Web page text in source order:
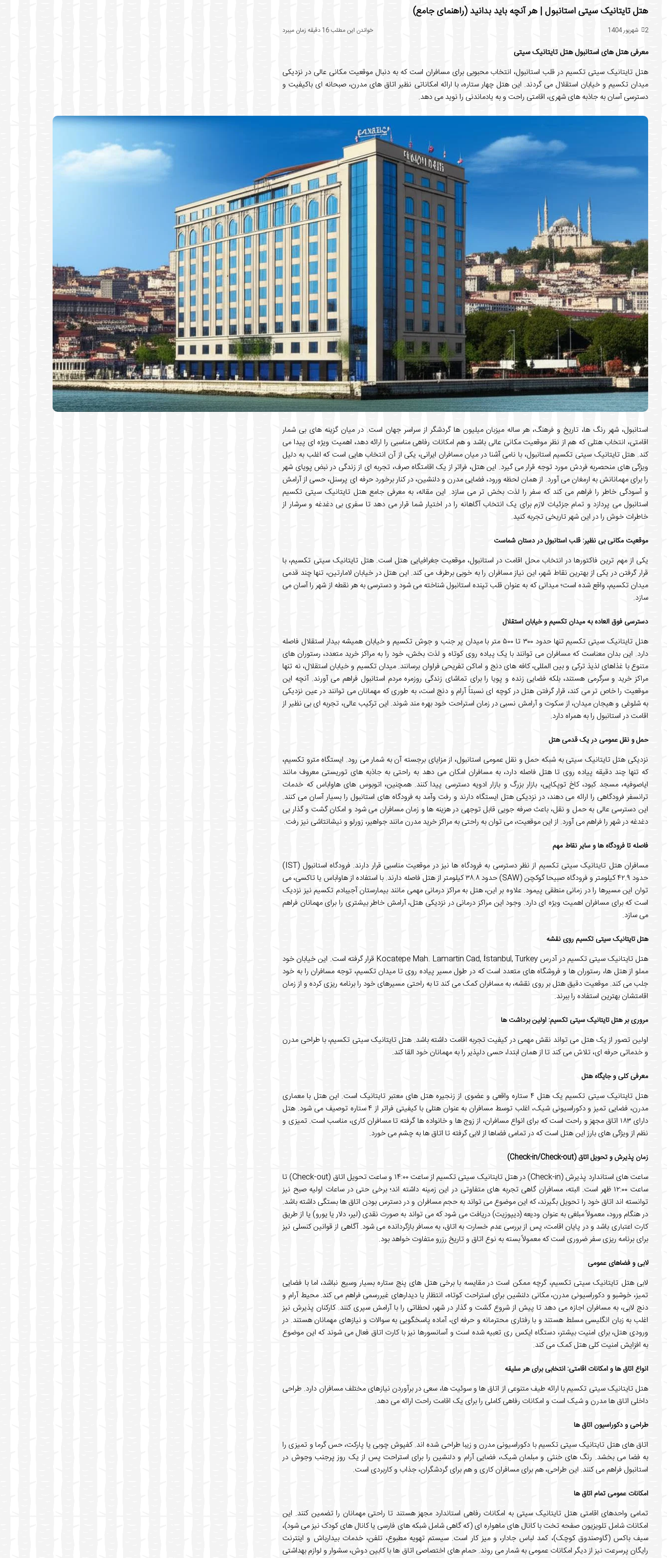
هتل تایتانیک سیتی استانبول | هر آنچه باید بدانید (راهنمای جامع)
2 شهریور 1404 خواندن این مطلب 16 دقیقه زمان میبرد
معرفی هتل های استانبول هتل تایتانیک سیتی
هتل تایتانیک سیتی تکسیم در قلب استانبول، انتخاب محبوبی برای مسافران است که به دنبال موقعیت مکانی عالی در نزدیکی
میدان تکسیم و خیابان استقلال می گردند. این هتل چهار ستاره، با ارائه امکاناتی نظیر اتاق های مدرن، صبحانه ای باکیفیت و
دسترسی آسان به جاذبه های شهری، اقامتی راحت و به یادماندنی را نوید می دهد.
استانبول، شهر رنگ ها، تاریخ و فرهنگ، هر ساله میزبان میلیون ها گردشگر از سراسر جهان است. در میان گزینه های بی شمار
اقامتی، انتخاب هتلی که هم از نظر موقعیت مکانی عالی باشد و هم امکانات رفاهی مناسبی را ارائه دهد، اهمیت ویژه ای پیدا می
کند. هتل تایتانیک سیتی تکسیم استانبول، با نامی آشنا در میان مسافران ایرانی، یکی از آن انتخاب هایی است که اغلب به دلیل
ویژگی های منحصربه فردش مورد توجه قرار می گیرد. این هتل، فراتر از یک اقامتگاه صرف، تجربه ای از زندگی در نبض پویای شهر
را برای مهمانانش به ارمغان می آورد. از همان لحظه ورود، فضایی مدرن و دلنشین، در کنار برخورد حرفه ای پرسنل، حسی از آرامش
و آسودگی خاطر را فراهم می کند که سفر را لذت بخش تر می سازد. این مقاله، به معرفی جامع هتل تایتانیک سیتی تکسیم
استانبول می پردازد و تمام جزئیات لازم برای یک انتخاب آگاهانه را در اختیار شما قرار می دهد تا سفری بی دغدغه و سرشار از
خاطرات خوش را در این شهر تاریخی تجربه کنید.
موقعیت مکانی بی نظیر: قلب استانبول در دستان شماست
یکی از مهم ترین فاکتورها در انتخاب محل اقامت در استانبول، موقعیت جغرافیایی هتل است. هتل تایتانیک سیتی تکسیم، با
قرار گرفتن در یکی از بهترین نقاط شهر، این نیاز مسافران را به خوبی برطرف می کند. این هتل در خیابان لامارتین، تنها چند قدمی
میدان تکسیم، واقع شده است؛ میدانی که به عنوان قلب تپنده استانبول شناخته می شود و دسترسی به هر نقطه از شهر را آسان می
سازد.
دسترسی فوق العاده به میدان تکسیم و خیابان استقلال
هتل تایتانیک سیتی تکسیم تنها حدود ۳۰۰ تا ۵۰۰ متر با میدان پر جنب و جوش تکسیم و خیابان همیشه بیدار استقلال فاصله
دارد. این بدان معناست که مسافران می توانند با یک پیاده روی کوتاه و لذت بخش، خود را به مراکز خرید متعدد، رستوران های
متنوع با غذاهای لذیذ ترکی و بین المللی، کافه های دنج و اماکن تفریحی فراوان برسانند. میدان تکسیم و خیابان استقلال، نه تنها
مراکز خرید و سرگرمی هستند، بلکه فضایی زنده و پویا را برای تماشای زندگی روزمره مردم استانبول فراهم می آورند. آنچه این
موقعیت را خاص تر می کند، قرار گرفتن هتل در کوچه ای نسبتاً آرام و دنج است، به طوری که مهمانان می توانند در عین نزدیکی
به شلوغی و هیجان میدان، از سکوت و آرامش نسبی در زمان استراحت خود بهره مند شوند. این ترکیب عالی، تجربه ای بی نظیر از
اقامت در استانبول را به همراه دارد.
حمل و نقل عمومی در یک قدمی هتل
نزدیکی هتل تایتانیک سیتی به شبکه حمل و نقل عمومی استانبول، از مزایای برجسته آن به شمار می رود. ایستگاه مترو تکسیم،
که تنها چند دقیقه پیاده روی تا هتل فاصله دارد، به مسافران امکان می دهد به راحتی به جاذبه های توریستی معروف مانند
ایاصوفیه، مسجد کبود، کاخ توپکاپی، بازار بزرگ و بازار ادویه دسترسی پیدا کنند. همچنین، اتوبوس های هاواباس که خدمات
ترانسفر فرودگاهی را ارائه می دهند، در نزدیکی هتل ایستگاه دارند و رفت وآمد به فرودگاه های استانبول را بسیار آسان می کنند.
این دسترسی عالی به حمل و نقل، باعث صرفه جویی قابل توجهی در هزینه ها و زمان مسافران می شود و امکان گشت و گذار بی
دغدغه در شهر را فراهم می آورد. از این موقعیت، می توان به راحتی به مراکز خرید مدرن مانند جواهیر، زورلو و نیشانتاشی نیز رفت.
فاصله تا فرودگاه ها و سایر نقاط مهم
مسافران هتل تایتانیک سیتی تکسیم از نظر دسترسی به فرودگاه ها نیز در موقعیت مناسبی قرار دارند. فرودگاه استانبول (IST)
حدود ۴۲.۹ کیلومتر و فرودگاه صبیحا گوکچن (SAW) حدود ۳۸.۸ کیلومتر از هتل فاصله دارند. با استفاده از هاواباس یا تاکسی، می
توان این مسیرها را در زمانی منطقی پیمود. علاوه بر این، هتل به مراکز درمانی مهمی مانند بیمارستان آجیبادم تکسیم نیز نزدیک
است که برای مسافران اهمیت ویژه ای دارد. وجود این مراکز درمانی در نزدیکی هتل، آرامش خاطر بیشتری را برای مهمانان فراهم
می سازد.
هتل تایتانیک سیتی تکسیم روی نقشه
هتل تایتانیک سیتی تکسیم در آدرس Kocatepe Mah. Lamartin Cad, İstanbul, Turkey قرار گرفته است. این خیابان خود
مملو از هتل ها، رستوران ها و فروشگاه های متعدد است که در طول مسیر پیاده روی تا میدان تکسیم، توجه مسافران را به خود
جلب می کند. موقعیت دقیق هتل بر روی نقشه، به مسافران کمک می کند تا به راحتی مسیرهای خود را برنامه ریزی کرده و از زمان
اقامتشان بهترین استفاده را ببرند.
مروری بر هتل تایتانیک سیتی تکسیم: اولین برداشت ها
اولین تصور از یک هتل می تواند نقش مهمی در کیفیت تجربه اقامت داشته باشد. هتل تایتانیک سیتی تکسیم، با طراحی مدرن
و خدماتی حرفه ای، تلاش می کند تا از همان ابتدا، حسی دلپذیر را به مهمانان خود القا کند.
معرفی کلی و جایگاه هتل
هتل تایتانیک سیتی تکسیم یک هتل ۴ ستاره واقعی و عضوی از زنجیره هتل های معتبر تایتانیک است. این هتل با معماری
مدرن، فضایی تمیز و دکوراسیونی شیک، اغلب توسط مسافران به عنوان هتلی با کیفیتی فراتر از ۴ ستاره توصیف می شود. هتل
دارای ۱۸۳ اتاق مجهز و راحت است که برای انواع مسافران، از زوج ها و خانواده ها گرفته تا مسافران کاری، مناسب است. تمیزی و
نظم از ویژگی های بارز این هتل است که در تمامی فضاها از لابی گرفته تا اتاق ها به چشم می خورد.
زمان پذیرش و تحویل اتاق (Check-in/Check-out)
ساعت های استاندارد پذیرش (Check-in) در هتل تایتانیک سیتی تکسیم از ساعت ۱۴:۰۰ و ساعت تحویل اتاق (Check-out) تا
ساعت ۱۲:۰۰ ظهر است. البته، مسافران گاهی تجربه های متفاوتی در این زمینه داشته اند؛ برخی حتی در ساعات اولیه صبح نیز
توانسته اند اتاق خود را تحویل بگیرند، که این موضوع می تواند به حجم مسافران و در دسترس بودن اتاق ها بستگی داشته باشد.
در هنگام ورود، معمولاً مبلغی به عنوان ودیعه (دیپوزیت) دریافت می شود که می تواند به صورت نقدی (لیر، دلار یا یورو) یا از طریق
کارت اعتباری باشد و در پایان اقامت، پس از بررسی عدم خسارت به اتاق، به مسافر بازگردانده می شود. آگاهی از قوانین کنسلی نیز
برای برنامه ریزی سفر ضروری است که معمولاً بسته به نوع اتاق و تاریخ رزرو متفاوت خواهد بود.
لابی و فضاهای عمومی
لابی هتل تایتانیک سیتی تکسیم، گرچه ممکن است در مقایسه با برخی هتل های پنج ستاره بسیار وسیع نباشد، اما با فضایی
تمیز، خوشبو و دکوراسیونی مدرن، مکانی دلنشین برای استراحت کوتاه، انتظار یا دیدارهای غیررسمی فراهم می کند. محیط آرام و
دنج لابی، به مسافران اجازه می دهد تا پیش از شروع گشت و گذار در شهر، لحظاتی را با آرامش سپری کنند. کارکنان پذیرش نیز
اغلب به زبان انگلیسی مسلط هستند و با رفتاری محترمانه و حرفه ای، آماده پاسخگویی به سوالات و نیازهای مهمانان هستند. در
ورودی هتل، برای امنیت بیشتر، دستگاه ایکس ری تعبیه شده است و آسانسورها نیز با کارت اتاق فعال می شوند که این موضوع
به افزایش امنیت کلی هتل کمک می کند.
انواع اتاق ها و امکانات اقامتی: انتخابی برای هر سلیقه
هتل تایتانیک سیتی تکسیم با ارائه طیف متنوعی از اتاق ها و سوئیت ها، سعی در برآوردن نیازهای مختلف مسافران دارد. طراحی
داخلی اتاق ها مدرن و شیک است و امکانات رفاهی کاملی را برای یک اقامت راحت ارائه می دهد.
طراحی و دکوراسیون اتاق ها
اتاق های هتل تایتانیک سیتی تکسیم با دکوراسیونی مدرن و زیبا طراحی شده اند. کفپوش چوبی یا پارکت، حس گرما و تمیزی را
به فضا می بخشد. رنگ های خنثی و مبلمان شیک، فضایی آرام و دلنشین را برای استراحت پس از یک روز پرجنب وجوش در
استانبول فراهم می کنند. این طراحی، هم برای مسافران کاری و هم برای گردشگران، جذاب و کاربردی است.
امکانات عمومی تمام اتاق ها
تمامی واحدهای اقامتی هتل تایتانیک سیتی به امکانات رفاهی استاندارد مجهز هستند تا راحتی مهمانان را تضمین کنند. این
امکانات شامل تلویزیون صفحه تخت با کانال های ماهواره ای (که گاهی شامل شبکه های فارسی یا کانال های کودک نیز می شود)،
سیف باکس (گاوصندوق کوچک)، کمد لباس جادار، و میز کار است. سیستم تهویه مطبوع، تلفن، خدمات بیدارباش و اینترنت
رایگان پرسرعت نیز از دیگر امکانات عمومی به شمار می روند. حمام های اختصاصی اتاق ها با کابین دوش، سشوار و لوازم بهداشتی